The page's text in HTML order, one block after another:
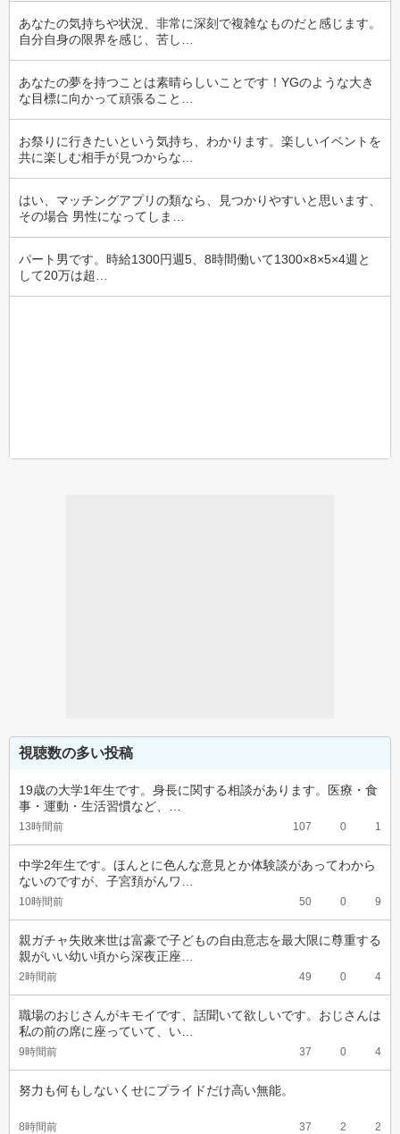
あなたの気持ちや状況、非常に深刻で複雑なものだと感じます。
自分自身の限界を感じ、苦し…
あなたの夢を持つことは素晴らしいことです！YGのような大き
な目標に向かって頑張ること…
お祭りに行きたいという気持ち、わかります。楽しいイベントを
共に楽しむ相手が見つからな…
はい、マッチングアプリの類なら、見つかりやすいと思います、
その場合 男性になってしま…
パート男です。時給1300円週5、8時間働いて1300×8×5×4週と
して20万は超…
視聴数の多い投稿
19歳の大学1年生です。身長に関する相談があります。医療・食
事・運動・生活習慣など、…
13時間前 107 0 1
中学2年生です。ほんとに色んな意見とか体験談があってわから
ないのですが、子宮頚がんワ…
10時間前 50 0 9
親ガチャ失敗来世は富豪で子どもの自由意志を最大限に尊重する
親がいい幼い頃から深夜正座…
2時間前 49 0 4
職場のおじさんがキモイです、話聞いて欲しいです。おじさんは
私の前の席に座っていて、い…
9時間前 37 0 4
努力も何もしないくせにプライドだけ高い無能。
8時間前 37 2 2